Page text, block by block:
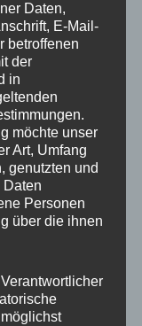
Daten,
E-Mail-
betroffenen
der
in
möchte unser
Art, Umfang
genutzten und
Personen
über die ihnen